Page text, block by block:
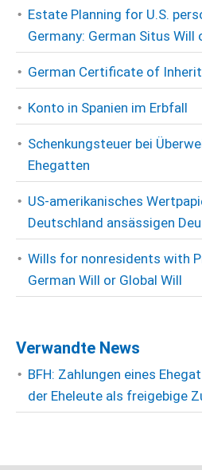
Estate Planning for U.S.
Germany: German Situs Will
German Certificate of
Konto in Spanien im Erbfall
Schenkungsteuer bei
Ehegatten
US-amerikanisches
Deutschland ansässigen
Wills for nonresidents with
German Will or Global Will
Verwandte News
BFH: Zahlungen eines
der Eheleute als freigebige